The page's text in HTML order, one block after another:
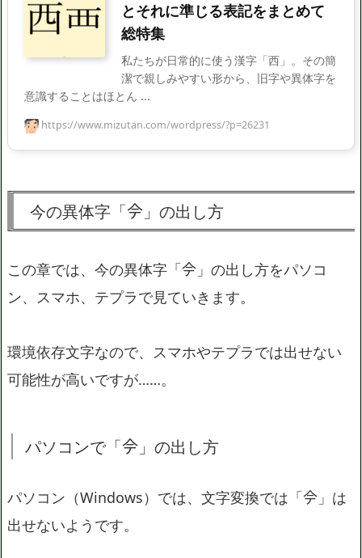
とそれに準じる表記をまとめて
総特集
私たちが日常的に使う漢字「西」。その簡
潔で親しみやすい形から、旧字や異体字を
意識することはほとん ...
https://www.mizutan.com/wordpress/?p=26231
今の異体字「𫝆」の出し方
この章では、今の異体字「𫝆」の出し方をパソコ
ン、スマホ、テプラで見ていきます。
環境依存文字なので、スマホやテプラでは出せない
可能性が高いですが……。
パソコンで「𫝆」の出し方
パソコン（Windows）では、文字変換では「𫝆」は
出せないようです。